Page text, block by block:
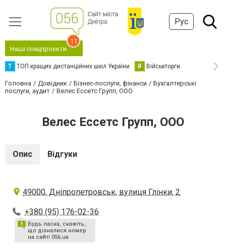
Рус
Наші спецпроєкти
11
Т ТОП кращих дистанційних шкіл України В Військторги
Головна Довідник Бізнес-послуги, фінанси
Бухгалтерські
послуги, аудит
Велес Ессетс Групп, ООО
Велес Ессетс Групп, ООО
Опис Відгуки
49000, Дніпропетровськ, вулиця Глінки, 2
+380 (95) 176-02-36
Будь ласка, скажіть,
що дізналися номер
на сайті 056.ua